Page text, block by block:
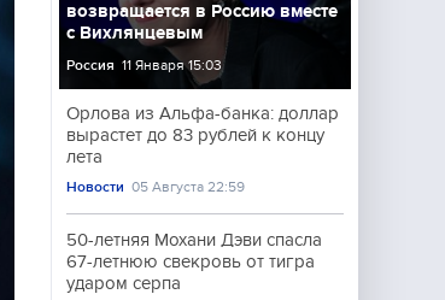
возвращается в Россию вместе
с Вихлянцевым
Россия 11 Января 15:03
Орлова из Альфа-банка: доллар
вырастет до 83 рублей к концу
лета
Новости 05 Августа 22:59
50-летняя Мохани Дэви спасла
67-летнюю свекровь от тигра
ударом серпа